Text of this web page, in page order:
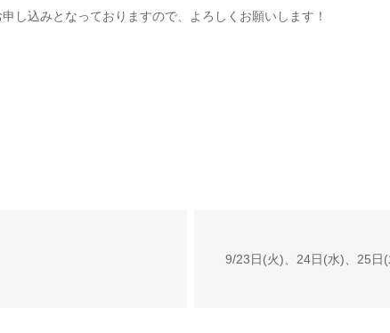
し込みとなっておりますので、よろしくお願いします！
9/23日(火)、24日(水)、25日